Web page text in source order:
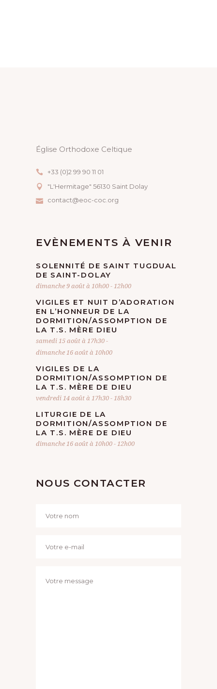
Église Orthodoxe Celtique
+33 (0)2 99 90 11 01
"L'Hermitage" 56130 Saint Dolay
contact@eoc-coc.org
EVÈNEMENTS À VENIR
SOLENNITÉ DE SAINT TUGDUAL
DE SAINT-DOLAY
dimanche 9 août à 10h00-12h00
VIGILES ET NUIT D’ADORATION
EN L’HONNEUR DE LA
DORMITION/ASSOMPTION DE
LA T.S. MÈRE DIEU
samedi 15 août à 17h30-
dimanche 16 août à 10h00
VIGILES DE LA
DORMITION/ASSOMPTION DE
LA T.S. MÈRE DE DIEU
vendredi 14 août à 17h30-18h30
LITURGIE DE LA
DORMITION/ASSOMPTION DE
LA T.S. MÈRE DE DIEU
dimanche 16 août à 10h00-12h00
NOUS CONTACTER